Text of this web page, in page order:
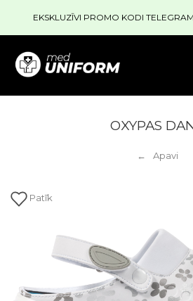
EKSKLUZĪVI PROMO KODI
OXYPAS
Apavi
Patīk